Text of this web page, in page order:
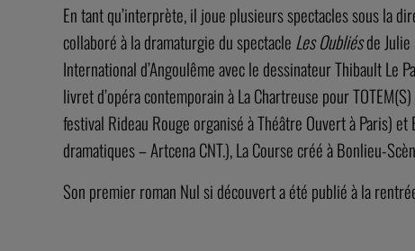
En tant qu’interprète, il joue plusieurs spectacles sous la
collaboré à la dramaturgie du spectacle Les Oubliésde Julie
International d’Angoulême avec le dessinateur Thibault Le
livret d’opéra contemporain à La Chartreuse pour
festival Rideau Rouge organisé à Théâtre Ouvert à Paris)
dramatiques – Artcena CNT.), La Course créé à Bonlieu-
Son premier roman Nul si découvert a été publié à la